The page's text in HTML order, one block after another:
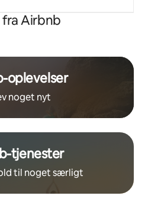
fra Airbnb
oplevelser
noget nyt
tjenester
til noget særligt